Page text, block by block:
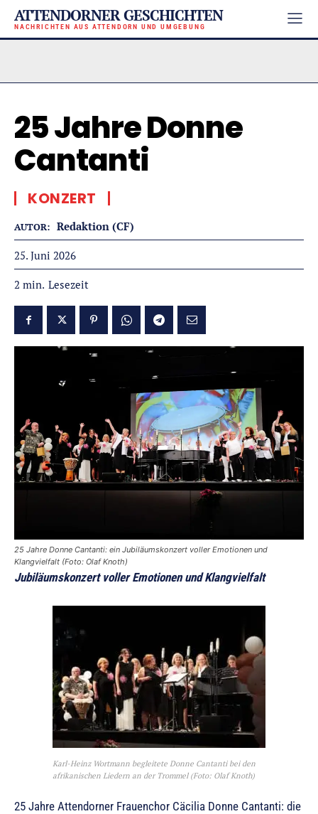
ATTENDORNER GESCHICHTEN
NACHRICHTEN AUS ATTENDORN UND UMGEBUNG
25 Jahre Donne
Cantanti
KONZERT
AUTOR: Redaktion (CF)
25. Juni 2026
2 min. Lesezeit
25 Jahre Donne Cantanti: ein Jubiläumskonzert voller Emotionen und
Klangvielfalt (Foto: Olaf Knoth)
Jubiläumskonzert voller Emotionen und Klangvielfalt
Karl-Heinz Wortmann begleitete Donne Cantanti bei den
afrikanischen Liedern an der Trommel (Foto: Olaf Knoth)
25 Jahre Attendorner Frauenchor Cäcilia Donne Cantanti: die